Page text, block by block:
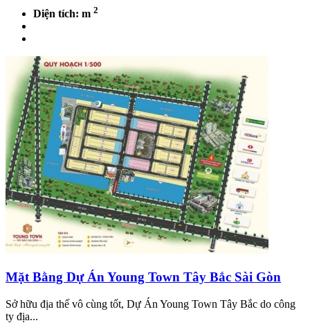
Diện tích: m 2
Mặt Bằng Dự Án Young Town Tây Bắc Sài Gòn
Sở hữu địa thế vô cùng tốt, Dự Án Young Town Tây Bắc do công
ty địa...